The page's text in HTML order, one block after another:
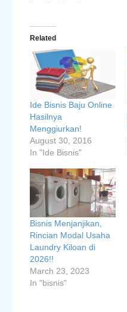
Related
Ide Bisnis Baju Online
Hasilnya
Menggiurkan!
August 30, 2016
In "Ide Bisnis"
Bisnis Menjanjikan,
Rincian Modal Usaha
Laundry Kiloan di
2026!!
March 23, 2023
In "bisnis"